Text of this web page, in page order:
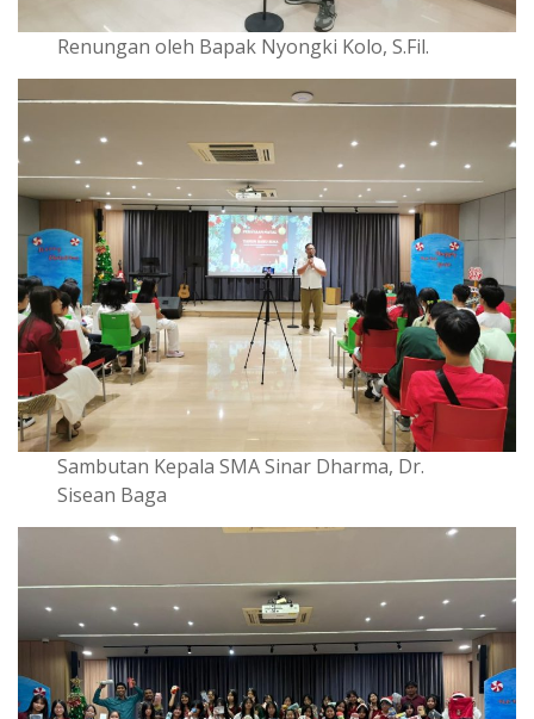
Renungan oleh Bapak Nyongki Kolo, S.Fil.
Sambutan Kepala SMA Sinar Dharma, Dr.
Sisean Baga